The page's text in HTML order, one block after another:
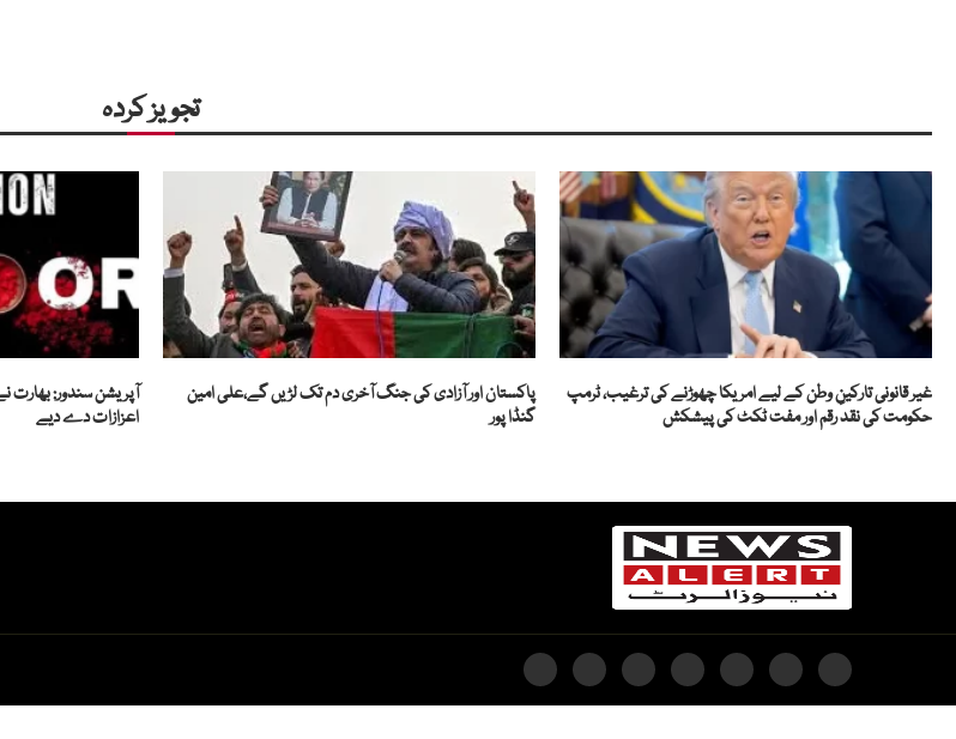
تجویز کردہ
غیر قانونی تارکینِ وطن کے لیے امریکا چھوڑنے کی ترغیب، ٹرمپ
حکومت کی نقد رقم اور مفت ٹکٹ کی پیشکش
پاکستان اور آزادی کی جنگ آخری دم تک لڑیں گے،علی امین
گنڈا پور
اعزازات دے دیے